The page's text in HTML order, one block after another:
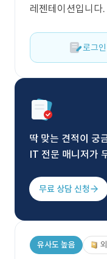
레젠테이션입니다.
로그
딱 맞는 견적이 궁
IT 전문 매니저가
무료 상담 신청
유사도 높음